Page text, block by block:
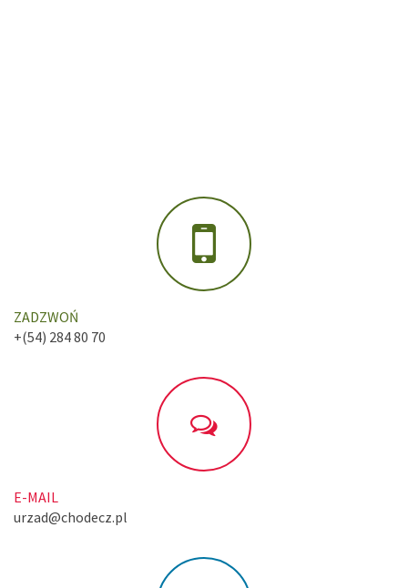
ZADZWOŃ
+(54) 284 80 70
E-MAIL
urzad@chodecz.pl